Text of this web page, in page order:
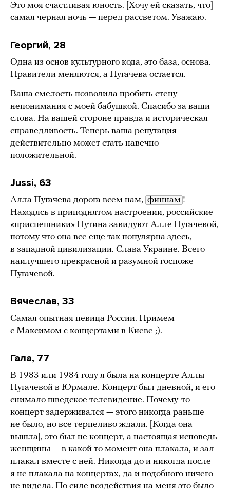
Это моя счастливая юность. [Хочу ей сказать, что]
самая черная ночь — перед рассветом. Уважаю.
Георгий, 28
Одна из основ культурного кода, это база, основа.
Правители меняются, а Пугачева остается.
Ваша смелость позволила пробить стену
непонимания с моей бабушкой. Спасибо за ваши
слова. На вашей стороне правда и историческая
справедливость. Теперь ваша репутация
действительно может стать навечно
положительной.
Jussi, 63
Алла Пугачева дорога всем нам, финнам !
Находясь в приподнятом настроении, российские
«приспешники» Путина завидуют Алле Пугачевой,
потому что она все еще так популярна здесь,
в западной цивилизации. Слава Украине. Всего
наилучшего прекрасной и разумной госпоже
Пугачевой.
Вячеслав, 33
Самая опытная певица России. Примем
с Максимом с концертами в Киеве ;).
Гала, 77
В 1983 или 1984 году я была на концерте Аллы
Пугачевой в Юрмале. Концерт был дневной, и его
снимало шведское телевидение. Почему-то
концерт задерживался — этого никогда раньше
не было, но все терпеливо ждали. [Когда она
вышла], это был не концерт, а настоящая исповедь
женщины — в какой то момент она плакала, и зал
плакал вместе с ней. Никогда до и никогда после
я не плакала на концертах, да и подобного ничего
не видела. По силе воздействия на меня это было